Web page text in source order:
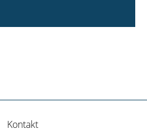
Kontakt